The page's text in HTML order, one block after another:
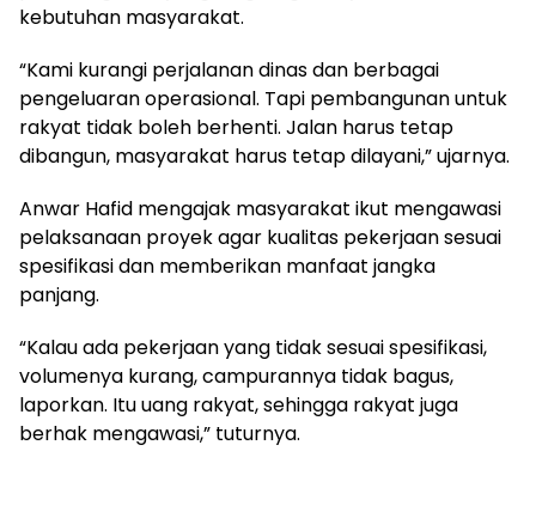
kebutuhan masyarakat.
“Kami kurangi perjalanan dinas dan berbagai
pengeluaran operasional. Tapi pembangunan untuk
rakyat tidak boleh berhenti. Jalan harus tetap
dibangun, masyarakat harus tetap dilayani,” ujarnya.
Anwar Hafid mengajak masyarakat ikut mengawasi
pelaksanaan proyek agar kualitas pekerjaan sesuai
spesifikasi dan memberikan manfaat jangka
panjang.
“Kalau ada pekerjaan yang tidak sesuai spesifikasi,
volumenya kurang, campurannya tidak bagus,
laporkan. Itu uang rakyat, sehingga rakyat juga
berhak mengawasi,” tuturnya.